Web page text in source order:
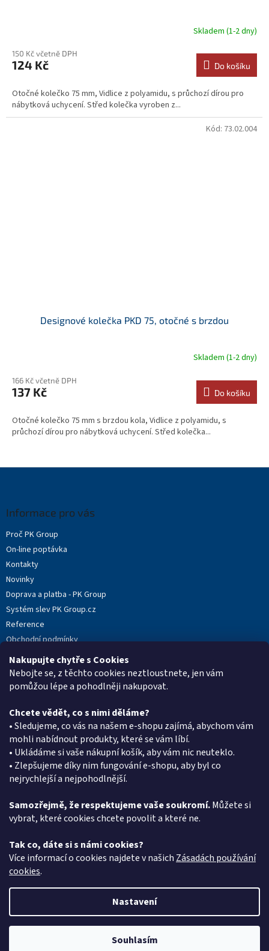
Nakupujte chytře s Cookies
Nebojte se, z těchto cookies neztloustnete, jen vám
pomůžou lépe a pohodlněji nakupovat.
Chcete vědět, co s nimi děláme?
• Sledujeme, co vás na našem e-shopu zajímá, abychom vám
mohli nabídnout produkty, které se vám líbí.
• Ukládáme si vaše nákupní košík, aby vám nic neuteklo.
• Zlepšujeme díky nim fungování e-shopu, aby byl co
nejrychlejší a nejpohodlnější.
Samozřejmě, že respektujeme vaše soukromí.Můžete si
vybrat, které cookies chcete povolit a které ne.
Tak co, dáte si s námi cookies?
Více informací o cookies najdete v našich Zásadách používání
cookies.
Nastavení
Souhlasím
Skladem (1-2 dny)
150 Kč včetně DPH
124 Kč Do košíku
Otočné kolečko 75 mm, Vidlice z polyamidu, s průchozí dírou pro
nábytková uchycení. Střed kolečka vyroben z...
Designové kolečka PKD 75, otočné s brzdou
Skladem (1-2 dny)
166 Kč včetně DPH
137 Kč Do košíku
Otočné kolečko 75 mm s brzdou kola, Vidlice z polyamidu, s
průchozí dírou pro nábytková uchycení. Střed kolečka...
Kód: 73.02.004
Informace pro vás
Proč PK Group
On-line poptávka
Kontakty
Novinky
Doprava a platba - PK Group
Systém slev PK Group.cz
Reference
Obchodní podmínky
Podmínky ochrany osobních údajů
Reklamační protokol
Kontakt
eshop@pkgroup.cz
+420603331993
+420734621131
Vyhledávání
HLEDAT
Vytvořil Shoptet
PK Group CZ. Všechna práva vyhrazena.